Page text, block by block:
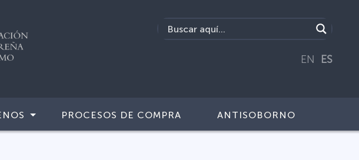
EN ES
PROCESOS DE COMPRA ANTISOBORNO